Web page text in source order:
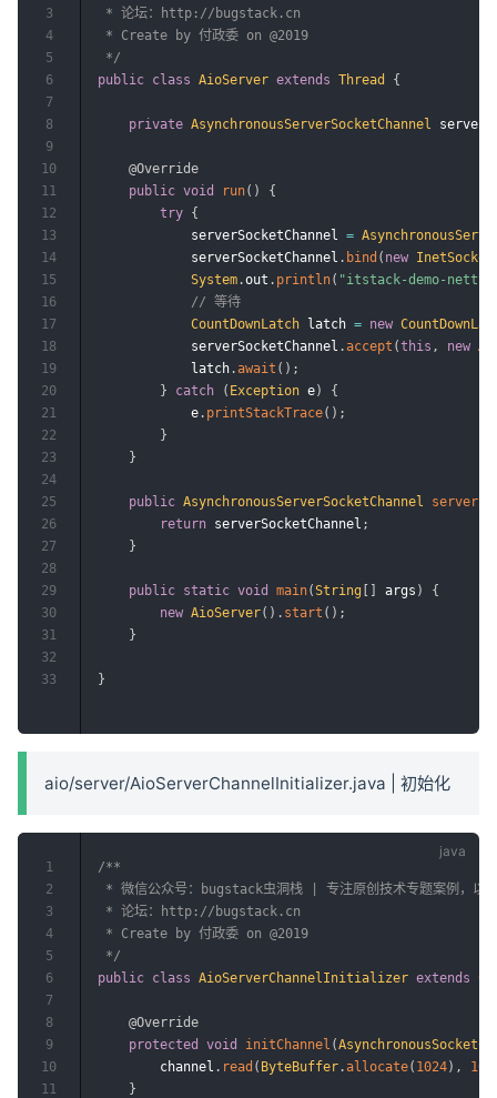
* 论坛：http://bugstack.cn
* Create by 付政委 on @2019
*/
public class AioServer extends Thread {
private AsynchronousServerSocketChannel
@Override
public void run( )
{
try {
            serverSocketChannel
=
            serverSocketChannel
. bind ( new
System .out . println( "itstack-demo-netty
// 等待
CountDownLatch latch = new
            serverSocketChannel
.accept (this , new
            latch
.await ( ) ;
}
catch ( Exception e)
{
            e
. printStackTrace( ) ;
}
}
public AsynchronousServerSocketChannel
return serverSocketChannel ;
}
public static void main(String [ ] args )
{
new AioServer( ) . start ( ) ;
}
}
3
4
5
6
7
8
9
10
11
12
13
14
15
16
17
18
19
20
21
22
23
24
25
26
27
28
29
30
31
32
33
aio/server/AioServerChannelInitializer.java | 初始化
/**
* 微信公众号：bugstack虫洞栈 | 专注原创技术专题案例，以最
* 论坛：http://bugstack.cn
* Create by 付政委 on @2019
*/
public class AioServerChannelInitializer extends
@Override
protected
void initChannel (
        channel
. read ( ByteBuffer .allocate( 1024) , 10
}
1
2
3
4
5
6
7
8
9
10
11